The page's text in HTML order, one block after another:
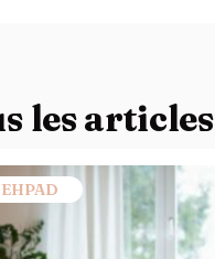
les articles
EHPAD